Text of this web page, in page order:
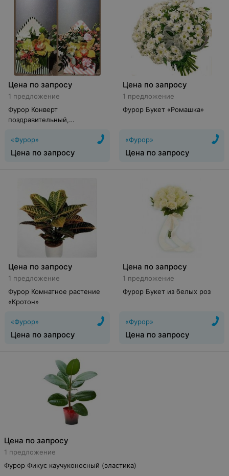
Цена по запросу
1 предложение
Фурор Конверт
поздравительный,
«Фурор»
Цена по запросу
Цена по запросу
1 предложение
Фурор Букет «Ромашка»
«Фурор»
Цена по запросу
Цена по запросу
1 предложение
Фурор Комнатное растение
«Кротон»
«Фурор»
Цена по запросу
Цена по запросу
1 предложение
Фурор Букет из белых роз
«Фурор»
Цена по запросу
Цена по запросу
1 предложение
Фурор Фикус каучуконосный (эластика)